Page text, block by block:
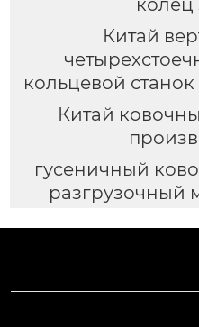
Китай
кольцевой
Китай
гусеничный
разгрузочный